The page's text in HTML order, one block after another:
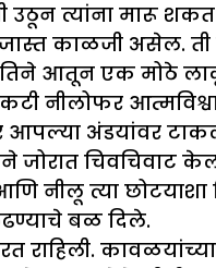
त्यांना मारू शकत
जास्त काळजी असेल.
तिने आतून एक मोठे
नीलोफर
अंडयांवर
चिवचिवाट
नीलू त्या छोटयाशा
बळ दिले.
राहिली.